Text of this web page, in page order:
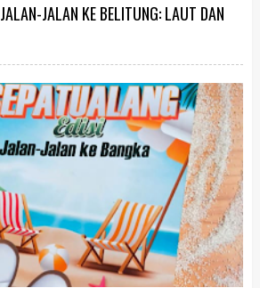
JALAN KE BELITUNG: LAUT DAN